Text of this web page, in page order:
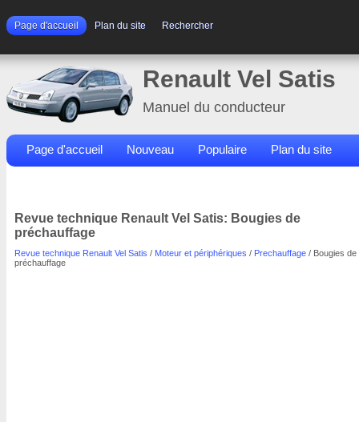
Page d'accueil Plan du site Rechercher
Renault Vel Satis
Manuel du conducteur
Page d'accueil Nouveau Populaire Plan du site
Revue technique Renault Vel Satis: Bougies de
préchauffage
Revue technique Renault Vel Satis / Moteur et périphériques / Prechauffage / Bougies de
préchauffage